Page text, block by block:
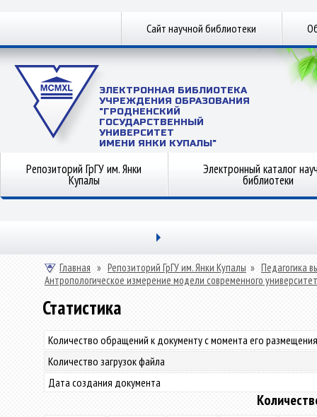
Сайт научной библиотеки
ЭЛЕКТРОННАЯ БИБЛИОТЕКА
УЧРЕЖДЕНИЯ ОБРАЗОВАНИЯ
"ГРОДНЕНСКИЙ
ГОСУДАРСТВЕННЫЙ
УНИВЕРСИТЕТ
ИМЕНИ ЯНКИ КУПАЛЫ"
Репозиторий ГрГУ им. Янки
Купалы
Электронный каталог
библиотеки
Главная » Репозиторий ГрГУ им. Янки Купалы » Педагогика
Антропологическое измерение модели современного
Статистика
Количество обращений к документу с момента его
Количество загрузок файла
Дата создания документа